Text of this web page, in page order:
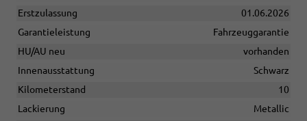
Erstzulassung
01.06.2026
Garantieleistung
Fahrzeuggarantie
HU/AU neu
vorhanden
Innenausstattung
Schwarz
Kilometerstand
10
Lackierung
Metallic